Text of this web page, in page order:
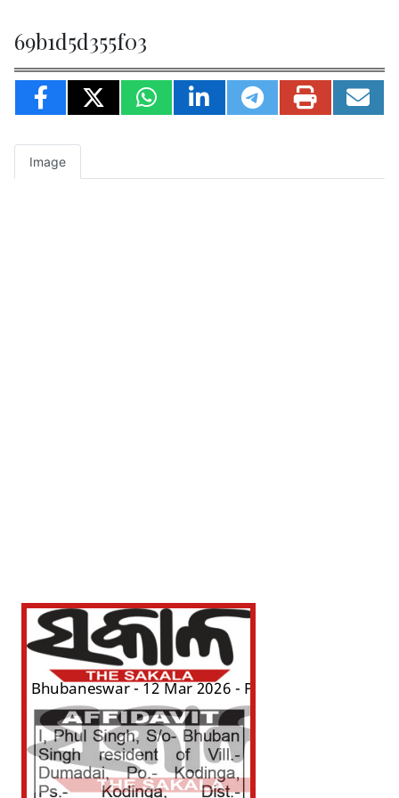
69b1d5d355f03
Image